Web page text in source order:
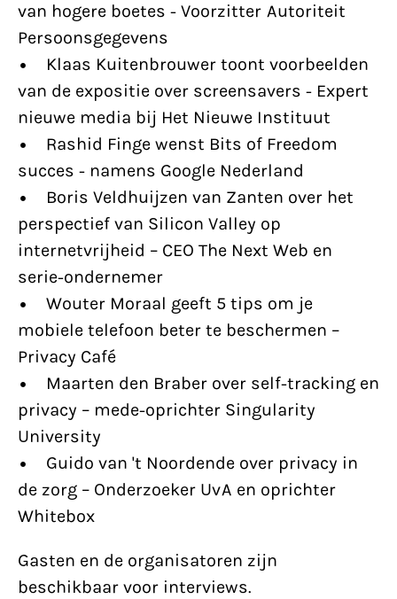
van hogere boetes - Voorzitter Autoriteit
Persoonsgegevens
• Klaas Kuitenbrouwer toont voorbeelden
van de expositie over screensavers - Expert
nieuwe media bij Het Nieuwe Instituut
• Rashid Finge wenst Bits of Freedom
succes - namens Google Nederland
• Boris Veldhuijzen van Zanten over het
perspectief van Silicon Valley op
internetvrijheid – CEO The Next Web en
serie-ondernemer
• Wouter Moraal geeft 5 tips om je
mobiele telefoon beter te beschermen –
Privacy Café
• Maarten den Braber over self-tracking en
privacy – mede-oprichter Singularity
University
• Guido van 't Noordende over privacy in
de zorg – Onderzoeker UvA en oprichter
Whitebox
Gasten en de organisatoren zijn
beschikbaar voor interviews.